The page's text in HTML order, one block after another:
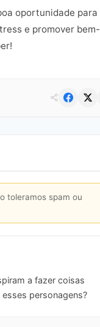
oportunidade para
e promover bem-
toleramos spam ou
a fazer coisas
personagens?